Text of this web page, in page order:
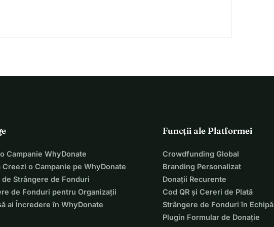
la turnee sunt suportate în mare parte de sportivi.
Campanie WhyDonate
Creezi o Campanie pe WhyDonate
Strângere de Fonduri
de Fonduri pentru Organizații
ai Încredere în WhyDonate
Funcții ale Platformei
Crowdfunding Global
Branding Personalizat
Donații Recurente
Cod QR și Cereri de Plată
Strângere de Fonduri în Echipă
Plugin Formular de Donație